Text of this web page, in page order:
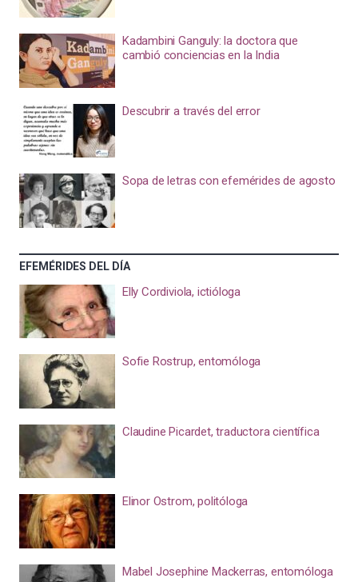
Kadambini Ganguly: la doctora que
cambió conciencias en la India
Descubrir a través del error
Sopa de letras con efemérides de agosto
EFEMÉRIDES DEL DÍA
Elly Cordiviola, ictióloga
Sofie Rostrup, entomóloga
Claudine Picardet, traductora científica
Elinor Ostrom, politóloga
Mabel Josephine Mackerras, entomóloga